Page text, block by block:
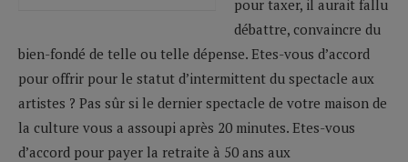
pour taxer, il aurait fallu
débattre, convaincre du
bien-fondé de telle ou telle dépense. Etes-vous d’accord
pour offrir pour le statut d’intermittent du spectacle aux
artistes ? Pas sûr si le dernier spectacle de votre maison de
la culture vous a assoupi après 20 minutes. Etes-vous
d’accord pour payer la retraite à 50 ans aux